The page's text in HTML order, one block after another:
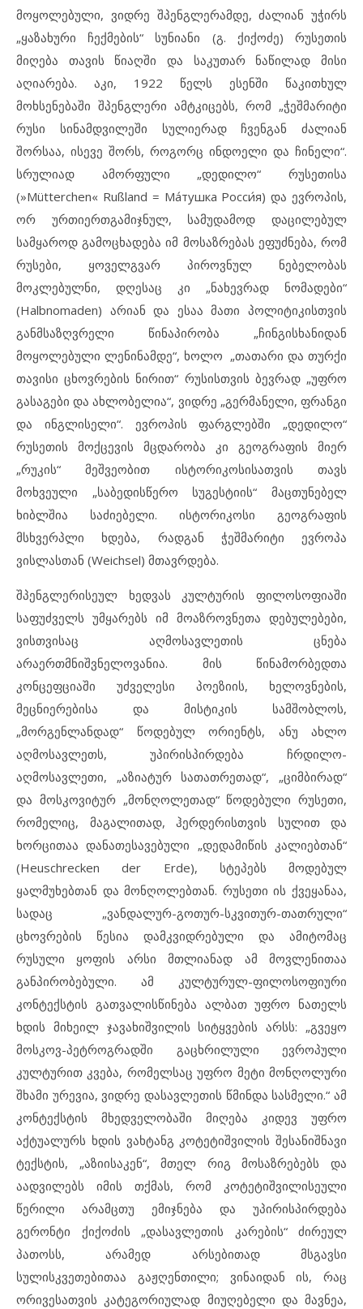
მოყოლებული, ვიდრე შპენგლერამდე, ძალიან უჭირს
„ყაზახური ჩექმების“ სუნიანი (გ. ქიქოძე) რუსეთის
მიღება თავის წიაღში და საკუთარ ნაწილად მისი
აღიარება. აკი, 1922 წელს ესენში წაკითხულ
მოხსენებაში შპენგლერი ამტკიცებს, რომ „ჭეშმარიტი
რუსი სინამდვილეში სულიერად ჩვენგან ძალიან
შორსაა, ისევე შორს, როგორც ინდოელი და ჩინელი“.
სრულიად ამორფული „დედილო“ რუსეთისა
(»Mütterchen« Rußland = Mа́тушка Росси́я) და ევროპის,
ორ ურთიერთგამიჯნულ, სამუდამოდ დაცილებულ
სამყაროდ გამოცხადება იმ მოსაზრებას ეფუძნება, რომ
რუსები, ყოველგვარ პიროვნულ ნებელობას
მოკლებულნი, დღესაც კი „ნახევრად ნომადები“
(Halbnomaden) არიან და ესაა მათი პოლიტიკისთვის
განმსაზღვრელი წინაპირობა „ჩინგისხანიდან
მოყოლებული ლენინამდე“, ხოლო „თათარი და თურქი
თავისი ცხოვრების ნირით“ რუსისთვის ბევრად „უფრო
გასაგები და ახლობელია“, ვიდრე „გერმანელი, ფრანგი
და ინგლისელი“. ევროპის ფარგლებში „დედილო“
რუსეთის მოქცევის მცდარობა კი გეოგრაფის მიერ
„რუკის“ მეშვეობით ისტორიკოსისათვის თავს
მოხვეული „საბედისწერო სუგესტიის“ მაცთუნებელ
ხიბლშია საძიებელი. ისტორიკოსი გეოგრაფის
მსხვერპლი ხდება, რადგან ჭეშმარიტი ევროპა
ვისლასთან (Weichsel) მთავრდება.
შპენგლერისეულ ხედვას კულტურის ფილოსოფიაში
საფუძველს უმყარებს იმ მოაზროვნეთა დებულებები,
ვისთვისაც აღმოსავლეთის ცნება
არაერთმნიშვნელოვანია. მის წინამორბედთა
კონცეფციაში უძველესი პოეზიის, ხელოვნების,
მეცნიერებისა და მისტიკის სამშობლოს,
„მორგენლანდად“ წოდებულ ორიენტს, ანუ ახლო
აღმოსავლეთს, უპირისპირდება ჩრდილო-
აღმოსავლეთი, „აზიატურ სათათრეთად“, „ციმბირად“
და მოსკოვიტურ „მონღოლეთად“ წოდებული რუსეთი,
რომელიც, მაგალითად, ჰერდერისთვის სულით და
ხორცითაა დანათესავებული „დედამიწის კალიებთან“
(Heuschrecken der Erde), სტეპებს მოდებულ
ყალმუხებთან და მონღოლებთან. რუსეთი ის ქვეყანაა,
სადაც „ვანდალურ-გოთურ-სკვითურ-თათრული“
ცხოვრების წესია დამკვიდრებული და ამიტომაც
რუსული ყოფის არსი მთლიანად ამ მოვლენითაა
განპირობებული. ამ კულტურულ-ფილოსოფიური
კონტექსტის გათვალისწინება ალბათ უფრო ნათელს
ხდის მიხეილ ჯავახიშვილის სიტყვების არსს: „გვეყო
მოსკოვ-პეტროგრადში გაცხრილული ევროპული
კულტურით კვება, რომელსაც უფრო მეტი მონღოლური
შხამი ურევია, ვიდრე დასავლეთის წმინდა სასმელი.“ ამ
კონტექსტის მხედველობაში მიღება კიდევ უფრო
აქტუალურს ხდის ვახტანგ კოტეტიშვილის შესანიშნავი
ტექსტის, „აზიისაკენ“, მთელ რიგ მოსაზრებებს და
აადვილებს იმის თქმას, რომ კოტეტიშვილისეული
წერილი არამცთუ ემიჯნება და უპირისპირდება
გერონტი ქიქოძის „დასავლეთის კარების“ ძირეულ
პათოსს, არამედ არსებითად მსგავსი
სულისკვეთებითაა გაჟღენთილი; ვინაიდან ის, რაც
ორივესათვის კატეგორიულად მიუღებელი და მავნეა,